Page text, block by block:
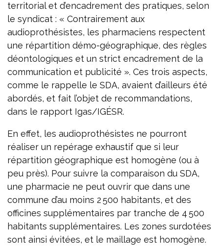
territorial et d’encadrement des pratiques, selon
le syndicat : « Contrairement aux
audioprothésistes, les pharmaciens respectent
une répartition démo-géographique, des règles
déontologiques et un strict encadrement de la
communication et publicité ». Ces trois aspects,
comme le rappelle le SDA, avaient d’ailleurs été
abordés, et fait l’objet de recommandations,
dans le rapport Igas/IGÉSR.
En effet, les audioprothésistes ne pourront
réaliser un repérage exhaustif que si leur
répartition géographique est homogène (ou à
peu près). Pour suivre la comparaison du SDA,
une pharmacie ne peut ouvrir que dans une
commune d’au moins 2 500 habitants, et des
officines supplémentaires par tranche de 4 500
habitants supplémentaires. Les zones surdotées
sont ainsi évitées, et le maillage est homogène.